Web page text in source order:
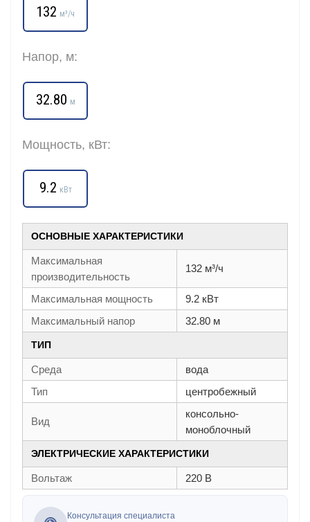
132 м³/ч
Напор, м:
32.80 м
Мощность, кВт:
9.2 кВт
ОСНОВНЫЕ ХАРАКТЕРИСТИКИ
Максимальная
производительность
132 м³/ч
Максимальная мощность
9.2 кВт
Максимальный напор
32.80 м
ТИП
Среда
вода
Тип
центробежный
Вид
консольно-
моноблочный
ЭЛЕКТРИЧЕСКИЕ ХАРАКТЕРИСТИКИ
Вольтаж 220 В
Консультация специалиста